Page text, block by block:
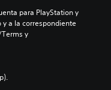
para PlayStation y
a la correspondiente
y